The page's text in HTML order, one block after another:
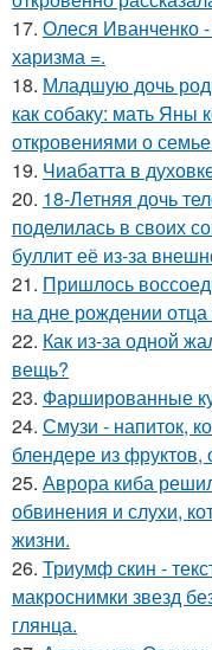
17. Олеся Иванченко -
харизма =.
18. Младшую дочь
как собаку: мать Яны
откровениями о
19. Чиабатта в
20. 18-Летняя дочь
поделилась в своих
буллит её из-за
21. Пришлось
на дне рождении
22. Как из-за одной
вещь?
23. Фаршированные
24. Смузи - напиток,
блендере из
25. Аврора киба
обвинения и слухи,
жизни.
26. Триумф скин -
макроснимки звезд
глянца.